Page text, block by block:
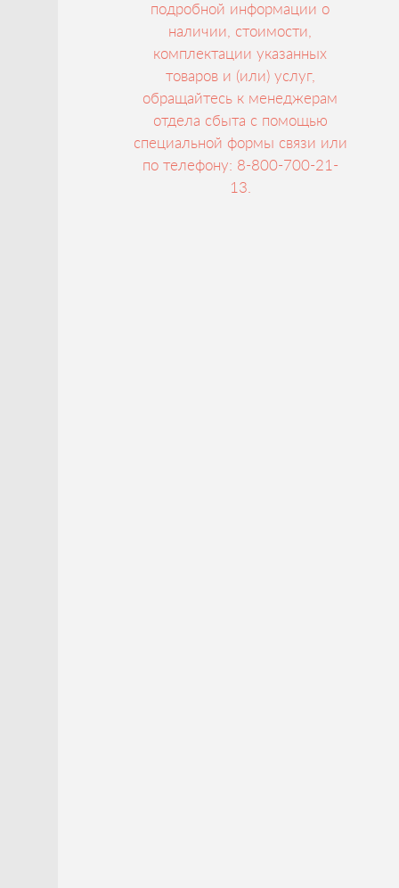
подробной информации о
наличии, стоимости,
комплектации указанных
товаров и (или) услуг,
обращайтесь к менеджерам
отдела сбыта с помощью
специальной формы связи или
по телефону: 8-800-700-21-
13.